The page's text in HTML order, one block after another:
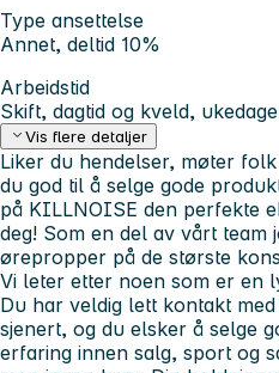
Type ansettelse
Annet, deltid 10%
Arbeidstid
Skift, dagtid og kveld,
Vis flere detaljer
Liker du hendelser, møter
du god til å selge gode
på KILLNOISE den perfekte
deg! Som en del av vårt team
ørepropper på de største
Vi leter etter noen som er en
Du har veldig lett kontakt
sjenert, og du elsker å selge
erfaring innen salg, sport og